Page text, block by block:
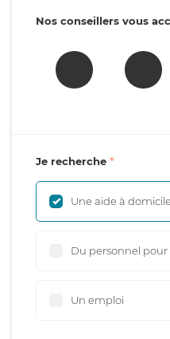
Nos conseillers vous
Je recherche
Une aide à domicile
Du personnel
Un emploi